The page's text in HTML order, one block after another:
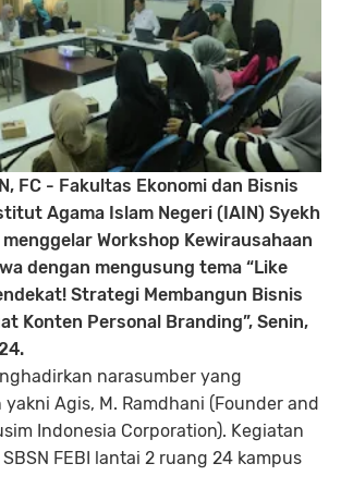
FC - Fakultas Ekonomi dan Bisnis
Agama Islam Negeri (IAIN) Syekh
Workshop Kewirausahaan
dengan mengusung tema “Like
Strategi Membangun Bisnis
Konten Personal Branding”, Senin,
narasumber yang
Agis, M. Ramdhani (Founder and
Indonesia Corporation). Kegiatan
FEBI lantai 2 ruang 24 kampus